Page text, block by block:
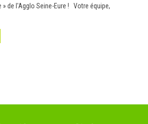
de l'Agglo Seine-Eure ! Votre équipe,